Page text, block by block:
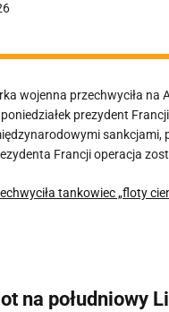
wojenna przechwyciła na
prezydent
sankcjami,
Francji operacja
tankowiec „floty
na południowy